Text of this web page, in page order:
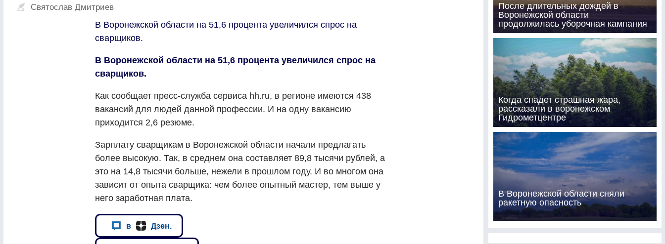
Святослав Дмитриев
В Воронежской области на 51,6 процента увеличился спрос на
сварщиков.
В Воронежской области на 51,6 процента увеличился спрос на
сварщиков.
Как сообщает пресс-служба сервиса hh.ru, в регионе имеются 438
вакансий для людей данной профессии. И на одну вакансию
приходится 2,6 резюме.
Зарплату сварщикам в Воронежской области начали предлагать
более высокую. Так, в среднем она составляет 89,8 тысячи рублей, а
это на 14,8 тысячи больше, нежели в прошлом году. И во многом она
зависит от опыта сварщика: чем более опытный мастер, тем выше у
него заработная плата.
в Дзен.
После длительных дождей в
Воронежской области
продолжилась уборочная кампания
Когда спадет страшная жара,
рассказали в воронежском
Гидрометцентре
В Воронежской области сняли
ракетную опасность